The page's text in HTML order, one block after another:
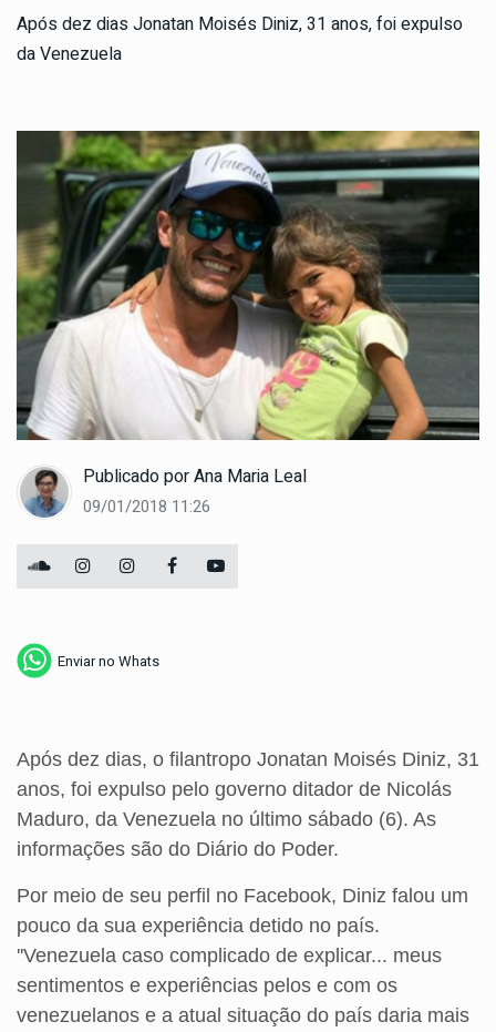
Após dez dias Jonatan Moisés Diniz, 31 anos, foi expulso
da Venezuela
Publicado porAna Maria Leal
09/01/2018 11:26
Enviar no Whats
Após dez dias, o filantropo Jonatan Moisés Diniz, 31
anos, foi expulso pelo governo ditador de Nicolás
Maduro, da Venezuela no último sábado (6). As
informações são do Diário do Poder.
Por meio de seu perfil no Facebook, Diniz falou um
pouco da sua experiência detido no país.
''Venezuela caso complicado de explicar... meus
sentimentos e experiências pelos e com os
venezuelanos e a atual situação do país daria mais